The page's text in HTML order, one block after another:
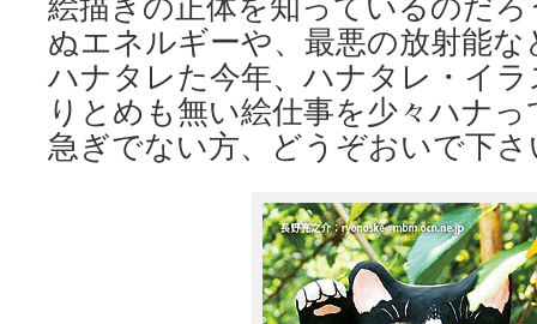
ぬエネルギーや、最悪の放射能
ハナタレた今年、ハナタレ・イ
りとめも無い絵仕事を少々ハナ
急ぎでない方、どうぞおいで下さ